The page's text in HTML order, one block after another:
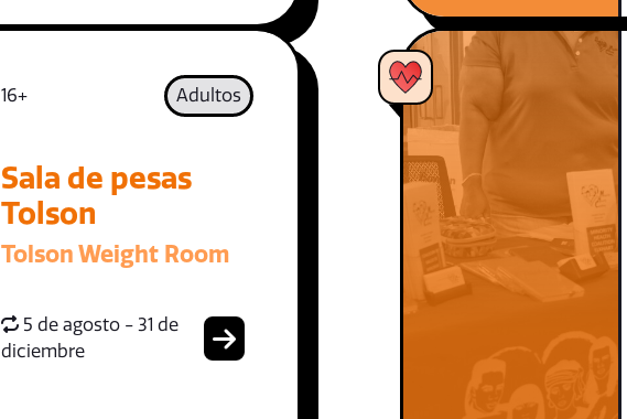
16+ Adultos
Sala de pesas
Tolson
Tolson Weight Room
5 de agosto - 31 de
diciembre